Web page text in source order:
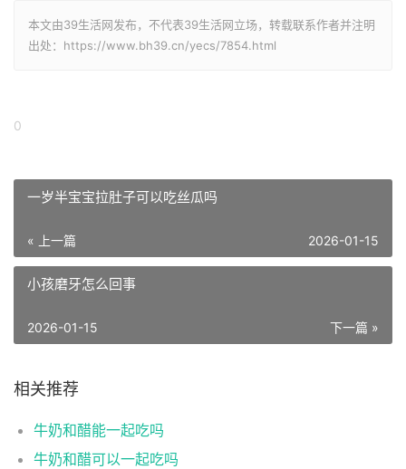
本文由39生活网发布，不代表39生活网立场，转载联系作者并注明
出处：https://www.bh39.cn/yecs/7854.html
0
一岁半宝宝拉肚子可以吃丝瓜吗
« 上一篇 2026-01-15
小孩磨牙怎么回事
下一篇 »
2026-01-15
相关推荐
牛奶和醋能一起吃吗
牛奶和醋可以一起吃吗